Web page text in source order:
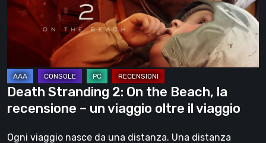
Beach,
recensione
–
un
viaggio
oltre
il
Death Stranding 2: On the Beach, la
recensione – un viaggio oltre il viaggio
Ogni viaggio nasce da una distanza. Una distanza